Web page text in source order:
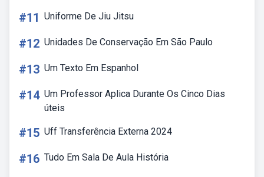
#11 Uniforme De Jiu Jitsu
#12 Unidades De Conservação Em São Paulo
#13 Um Texto Em Espanhol
#14 Um Professor Aplica Durante Os Cinco Dias
úteis
#15 Uff Transferência Externa 2024
#16 Tudo Em Sala De Aula História